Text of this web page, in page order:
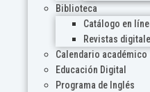
Biblioteca
Catálogo en
Revistas
Calendario académico
Educación Digital
Programa de Inglés